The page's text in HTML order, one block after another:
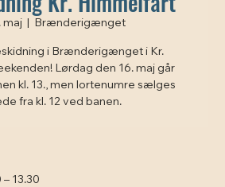
maj Brænderigænget
i Brænderigænget i Kr.
Lørdag den 16. maj går
kl. 13., men lortenumre sælges
fra kl. 12 ved banen.
– 13.30